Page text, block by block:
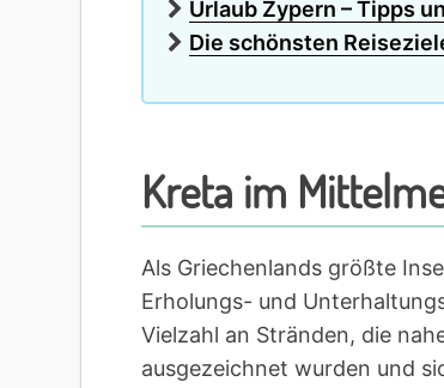
Urlaub Zypern – Tipps
Die schönsten
Kreta im
Als Griechenlands größte
Erholungs- und
Vielzahl an Stränden, die
ausgezeichnet wurden und